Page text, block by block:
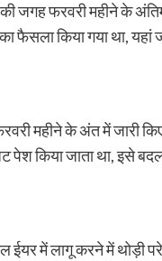
जगह फरवरी महीने के
फैसला किया गया था,
महीने के अंत में जारी
पेश किया जाता था, इसे
में लागू करने में थोड़ी